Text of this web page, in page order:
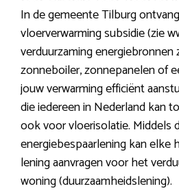
In de gemeente Tilburg
vloerverwarming subsidie (zie
verduurzaming energiebronnen
zonneboiler, zonnepanelen of
jouw verwarming efficiënt
die iedereen in Nederland kan
ook voor vloerisolatie. Middels
energiebespaarlening kan elke
lening aanvragen voor het
woning (duurzaamheidslening).